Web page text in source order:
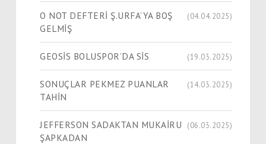
O NOT DEFTERİ Ş.URFA’YA BOŞ
GELMİŞ
(04.04.2025)
GEOSİS BOLUSPOR’DA SİS (19.03.2025)
SONUÇLAR PEKMEZ PUANLAR
TAHİN
(14.03.2025)
JEFFERSON SADAKTAN MUKAİRU
ŞAPKADAN
(06.03.2025)